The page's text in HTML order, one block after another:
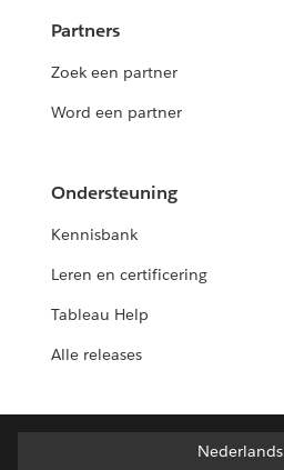
Partners
Zoek een partner
Word een partner
Ondersteuning
Kennisbank
Leren en certificering
Tableau Help
Alle releases
Nederlands
Deutsch